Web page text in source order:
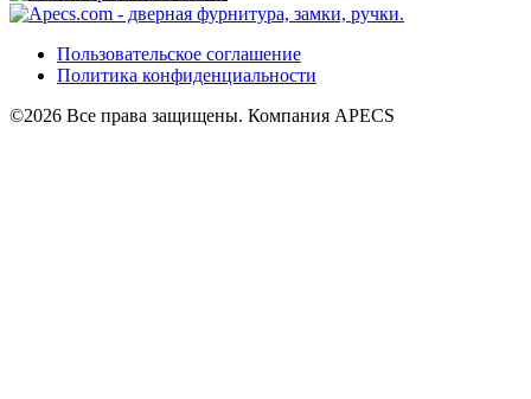
Пользовательское соглашение
Политика конфиденциальности
©2026 Все права защищены. Компания APECS